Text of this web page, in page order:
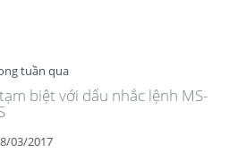
tuần qua
biệt với dấu nhắc lệnh MS-
03/2017